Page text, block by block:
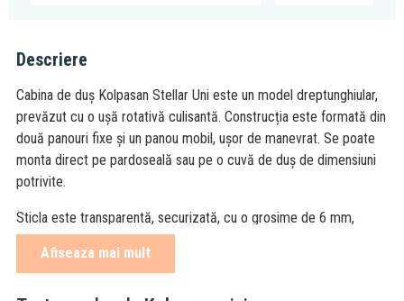
Descriere
Cabina de duș Kolpasan Stellar Uni este un model dreptunghiular,
prevăzut cu o ușă rotativă culisantă. Construcția este formată din
două panouri fixe și un panou mobil, ușor de manevrat. Se poate
monta direct pe pardoseală sau pe o cuvă de duș de dimensiuni
potrivite.
Sticla este transparentă, securizată, cu o grosime de 6 mm,
oferind rezistență la șocuri și siguranță în utilizare. Ușa culisantă
este detașabilă, ceea ce facilitează curățarea.
Profilul este realizat din aluminiu, finisaj negru mat, potrivit pentru
Afiseaza mai mult